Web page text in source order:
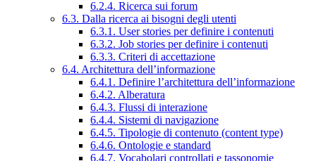
6.2.4. Ricerca sui forum
6.3. Dalla ricerca ai bisogni degli utenti
6.3.1. User stories per definire i contenuti
6.3.2. Job stories per definire i contenuti
6.3.3. Criteri di accettazione
6.4. Architettura dell’informazione
6.4.1. Definire l’architettura dell’informazione
6.4.2. Alberatura
6.4.3. Flussi di interazione
6.4.4. Sistemi di navigazione
6.4.5. Tipologie di contenuto (content type)
6.4.6. Ontologie e standard
6.4.7. Vocabolari controllati e tassonomie